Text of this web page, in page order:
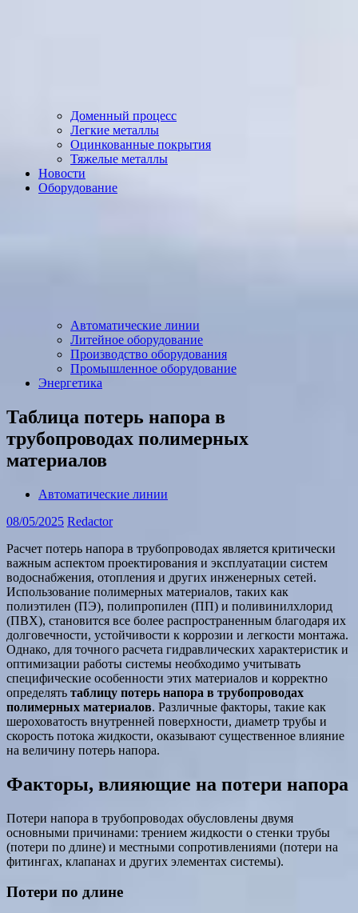
Доменный процесс
Легкие металлы
Оцинкованные покрытия
Тяжелые металлы
Новости
Оборудование
Автоматические линии
Литейное оборудование
Производство оборудования
Промышленное оборудование
Энергетика
Таблица потерь напора в
трубопроводах полимерных
материалов
Автоматические линии
08/05/2025 Redactor
Расчет потерь напора в трубопроводах является критически
важным аспектом проектирования и эксплуатации систем
водоснабжения, отопления и других инженерных сетей.
Использование полимерных материалов, таких как
полиэтилен (ПЭ), полипропилен (ПП) и поливинилхлорид
(ПВХ), становится все более распространенным благодаря их
долговечности, устойчивости к коррозии и легкости монтажа.
Однако, для точного расчета гидравлических характеристик и
оптимизации работы системы необходимо учитывать
специфические особенности этих материалов и корректно
определять таблицу потерь напора в трубопроводах
полимерных материалов. Различные факторы, такие как
шероховатость внутренней поверхности, диаметр трубы и
скорость потока жидкости, оказывают существенное влияние
на величину потерь напора.
Факторы, влияющие на потери напора
Потери напора в трубопроводах обусловлены двумя
основными причинами: трением жидкости о стенки трубы
(потери по длине) и местными сопротивлениями (потери на
фитингах, клапанах и других элементах системы).
Потери по длине